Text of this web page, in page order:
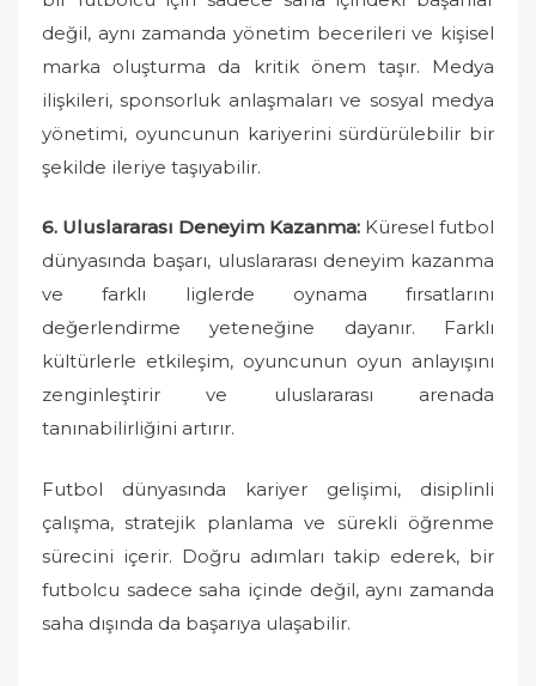
değil, aynı zamanda yönetim becerileri ve kişisel
marka oluşturma da kritik önem taşır. Medya
ilişkileri, sponsorluk anlaşmaları ve sosyal medya
yönetimi, oyuncunun kariyerini sürdürülebilir bir
şekilde ileriye taşıyabilir.
6. Uluslararası Deneyim Kazanma: Küresel futbol
dünyasında başarı, uluslararası deneyim kazanma
ve farklı liglerde oynama fırsatlarını
değerlendirme yeteneğine dayanır. Farklı
kültürlerle etkileşim, oyuncunun oyun anlayışını
zenginleştirir ve uluslararası arenada
tanınabilirliğini artırır.
Futbol dünyasında kariyer gelişimi, disiplinli
çalışma, stratejik planlama ve sürekli öğrenme
sürecini içerir. Doğru adımları takip ederek, bir
futbolcu sadece saha içinde değil, aynı zamanda
saha dışında da başarıya ulaşabilir.